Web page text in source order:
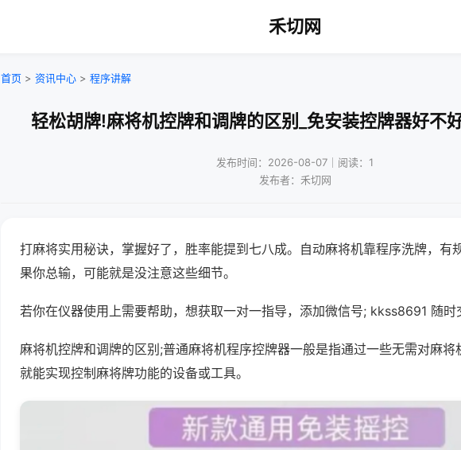
禾切网
首页 > 资讯中心 > 程序讲解
轻松胡牌!麻将机控牌和调牌的区别_免安装控牌器好不
发布时间：2026-08-07｜阅读：1
发布者：禾切网
打麻将实用秘诀，掌握好了，胜率能提到七八成。自动麻将机靠程序洗牌，有
果你总输，可能就是没注意这些细节。
若你在仪器使用上需要帮助，想获取一对一指导，添加微信号; kkss8691 随时
麻将机控牌和调牌的区别;普通麻将机程序控牌器一般是指通过一些无需对麻将
就能实现控制麻将牌功能的设备或工具。